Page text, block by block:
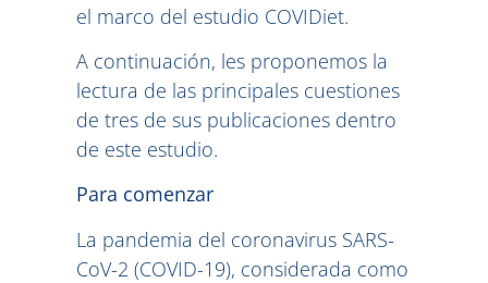
el marco del estudio COVIDiet.
A continuación, les proponemos la
lectura de las principales cuestiones
de tres de sus publicaciones dentro
de este estudio.
Para comenzar
La pandemia del coronavirus SARS-
CoV-2 (COVID-19), considerada como